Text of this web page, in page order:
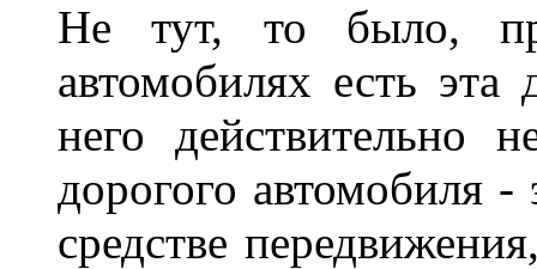
Не тут, то было,
автомобилях есть
него действительно
дорогого автомобиля
средстве